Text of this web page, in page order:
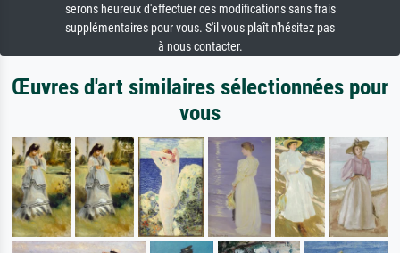
serons heureux d'effectuer ces modifications sans frais
supplémentaires pour vous. S'il vous plaît n'hésitez pas
à nous contacter.
Œuvres d'art similaires sélectionnées pour
vous